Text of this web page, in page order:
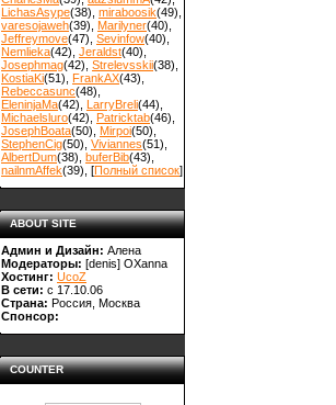
LichasAsype(38) miraboosik(49)
varesojaweh(39) Marilyner(40)
Jeffreymove(47) Sevinfow(40)
Nemlieka(42) Jeraldst(40)
Josephmag(42) Strelevsskii(38)
KostiaKi(51) FrankAX(43)
Rebeccasunc(48)
EleninjaMa(42) LarryBreli(44)
Michaelsluro(42) Patricktab(46)
JosephBoata(50) Mirpoi(50)
StephenCig(50) Viviannes(51)
AlbertDum(38) buferBib(43)
nailnmAffek(39) , [Полный список]
ABOUT SITE
Админ и Дизайн: Алена
Модераторы: [denis] OXanna
Хостинг: UcoZ
В сети: с 17.10.06
Страна: Россия, Москва
Спонсор:
COUNTER